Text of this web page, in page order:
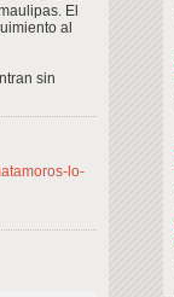
El
al
sin
lo-